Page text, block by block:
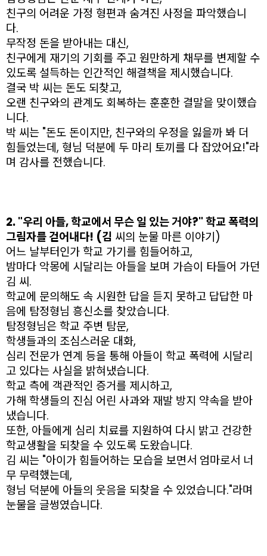
친구의 어려운 가정 형편과 숨겨진 사정을 파악했습니
다.
무작정 돈을 받아내는 대신,
친구에게 재기의 기회를 주고 원만하게 채무를 변제할 수
있도록 설득하는 인간적인 해결책을 제시했습니다.
결국 박 씨는 돈도 되찾고,
오랜 친구와의 관계도 회복하는 훈훈한 결말을 맞이했습
니다.
박 씨는 "돈도 돈이지만, 친구와의 우정을 잃을까 봐 더
힘들었는데, 형님 덕분에 두 마리 토끼를 다 잡았어요!"라
며 감사를 전했습니다.
2. "우리 아들, 학교에서 무슨 일 있는 거야?" 학교 폭력의
그림자를 걷어내다! (김 씨의 눈물 마른 이야기)
어느 날부터인가 학교 가기를 힘들어하고,
밤마다 악몽에 시달리는 아들을 보며 가슴이 타들어 가던
김 씨.
학교에 문의해도 속 시원한 답을 듣지 못하고 답답한 마
음에 탐정형님 흥신소를 찾았습니다.
탐정형님은 학교 주변 탐문,
학생들과의 조심스러운 대화,
심리 전문가 연계 등을 통해 아들이 학교 폭력에 시달리
고 있다는 사실을 밝혀냈습니다.
학교 측에 객관적인 증거를 제시하고,
가해 학생들의 진심 어린 사과와 재발 방지 약속을 받아
냈습니다.
또한, 아들에게 심리 치료를 지원하여 다시 밝고 건강한
학교생활을 되찾을 수 있도록 도왔습니다.
김 씨는 "아이가 힘들어하는 모습을 보면서 엄마로서 너
무 무력했는데,
형님 덕분에 아들의 웃음을 되찾을 수 있었습니다."라며
눈물을 글썽였습니다.